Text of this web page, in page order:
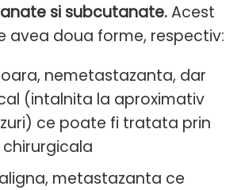
si subcutanate.Acest
avea doua forme, respectiv:
nemetastazanta, dar
(intalnita la aproximativ
ce poate fi tratata prin
metastazanta ce